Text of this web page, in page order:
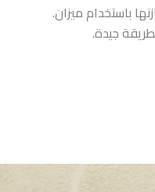
باستخدام ميزان.
جيدة.